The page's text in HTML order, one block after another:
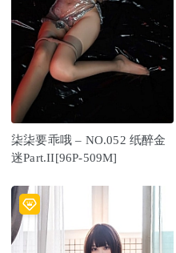
柒柒要乖哦 – NO.052 纸醉金
迷Part.II[96P-509M]